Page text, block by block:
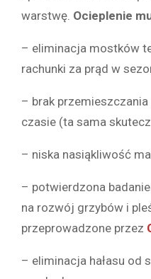
warstwę. Ocieplenie
– eliminacja mostków
rachunki za prąd w
– brak
czasie (ta sama
– niska nasiąkliwość
– potwierdzona
na rozwój grzybów i
przeprowadzone przez
– eliminacja hałasu od